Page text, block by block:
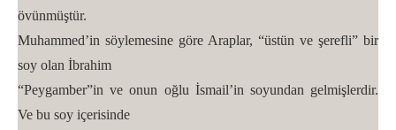
övünmüştür.
Muhammed’in söylemesine göre Araplar, “üstün ve şerefli” bir
soy olan İbrahim
“Peygamber”in ve onun oğlu İsmail’in soyundan gelmişlerdir.
Ve bu soy içerisinde